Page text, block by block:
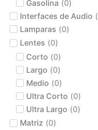
Gasolina (0)
Interfaces de Audio (
Lamparas (0)
Lentes (0)
Corto (0)
Largo (0)
Medio (0)
Ultra Corto (0)
Ultra Largo (0)
Matriz (0)